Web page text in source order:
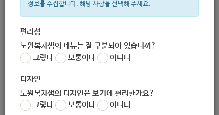
주간 인기검색어
한눈으로 보는 복지 정보
정보를 수집합니다. 해당 사항을 선택해 주세요.
편리성
노원복지샘의 메뉴는 잘 구분되어 있습니까?
그렇다
보통이다 아니다
디자인
노원복지샘의 디자인은 보기에 편리한가요?
그렇다
보통이다 아니다